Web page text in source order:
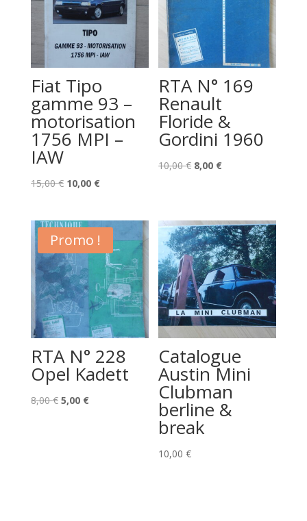
Fiat Tipo
gamme 93 –
motorisation
1756 MPI –
IAW
15,00€ Le
initial
était :
15,00 €.
10,00 €Le
actuel
est :
10,00 €.
RTA N° 169
Renault
Floride &
Gordini 1960
10,00€ Le
était :
10,00 €.
8,00 €Le
est :
8,00 €.
Promo !
RTA N° 228
Opel Kadett
8,00€ Le
5,00 €Le
Catalogue
Austin Mini
Clubman
berline &
break
10,00€